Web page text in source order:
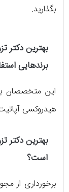
بگذارید.
بهترین دکتر
برندهایی
این متخصصان
هیدروکسی
بهترین دکتر
است؟
برخورداری از